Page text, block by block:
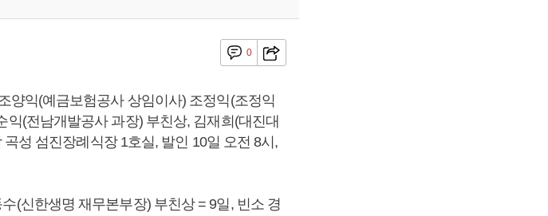
0
양익(예금보험공사 상임이사) 조정익(조정익
(전남개발공사 과장) 부친상, 김재희(대진대
성 섬진장례식장 1호실, 발인 10일 오전 8시,
(신한생명 재무본부장) 부친상 = 9일, 빈소 경